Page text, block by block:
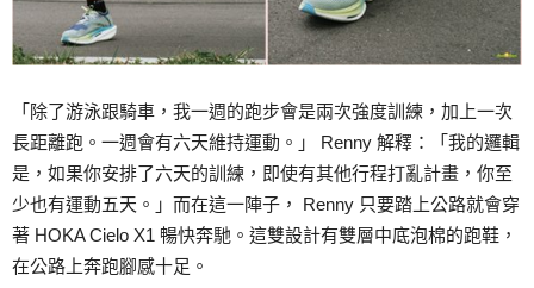
「除了游泳跟騎車，我一週的跑步會是兩次強度訓練，加上一次
長距離跑。一週會有六天維持運動。」 Renny 解釋：「我的邏輯
是，如果你安排了六天的訓練，即使有其他行程打亂計畫，你至
少也有運動五天。」而在這一陣子， Renny 只要踏上公路就會穿
著 HOKA Cielo X1 暢快奔馳。這雙設計有雙層中底泡棉的跑鞋，
在公路上奔跑腳感十足。